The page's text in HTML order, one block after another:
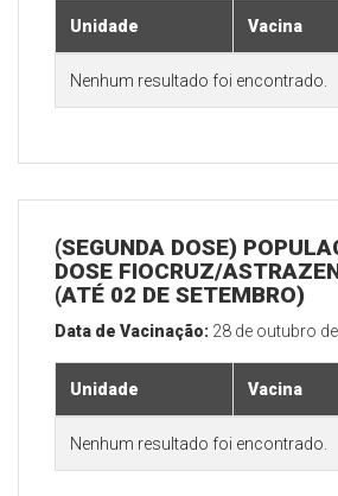
Unidade Vacina
Nenhum resultado foi encontrado.
(SEGUNDA DOSE)
DOSE FIOCRUZ/
(ATÉ 02 DE SETEMBRO)
Data de Vacinação: 28 de outubro
Unidade Vacina
Nenhum resultado foi encontrado.